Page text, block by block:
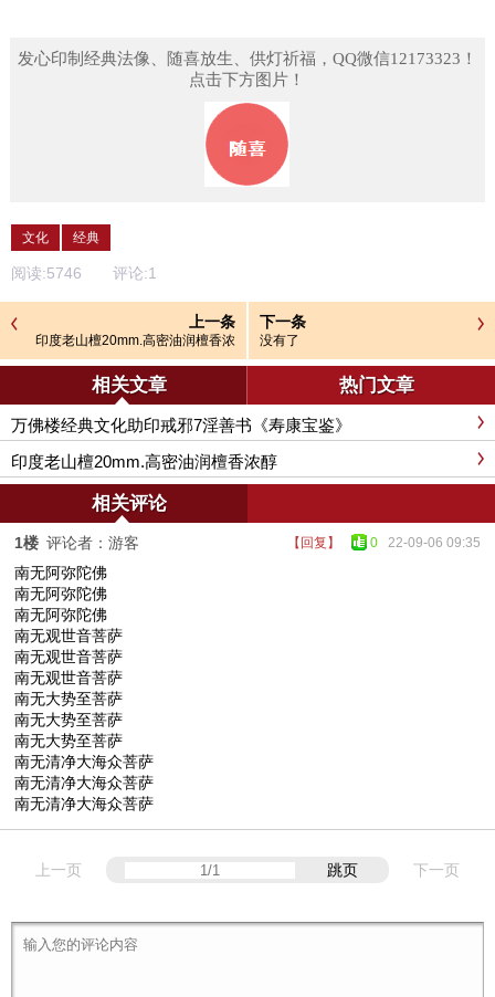
发心印制经典法像、随喜放生、供灯祈福，QQ微信12173323！
点击下方图片！
文化 经典
阅读:5746 评论:1
上一条
印度老山檀20mm.高密油润檀香浓
醇
下一条
没有了
相关文章 热门文章
万佛楼经典文化助印戒邪7淫善书《寿康宝鉴》
印度老山檀20mm.高密油润檀香浓醇
相关评论
【回复】 0 22-09-06 09:35
1楼 评论者：游客
南无阿弥陀佛
南无阿弥陀佛
南无阿弥陀佛
南无观世音菩萨
南无观世音菩萨
南无观世音菩萨
南无大势至菩萨
南无大势至菩萨
南无大势至菩萨
南无清净大海众菩萨
南无清净大海众菩萨
南无清净大海众菩萨
上一页 跳页 下一页